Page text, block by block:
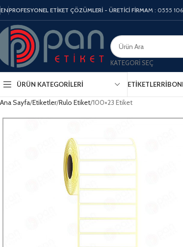
ENPROFESYONEL ETİKET ÇÖZÜMLERİ - ÜRETİCİ FİRMAM : 0555
KATEGORI SEÇ
ÜRÜN KATEGORILERI ETIKETLER
Ana Sayfa Etiketler Rulo Etiket 100×23 Etiket